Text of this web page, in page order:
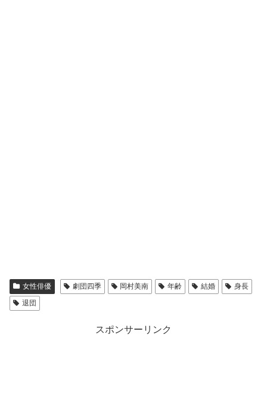
女性俳優 劇団四季 岡村美南 年齢 結婚
身長
退団
スポンサーリンク